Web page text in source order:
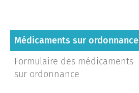
Médicaments sur ordonnance
Formulaire des médicaments
sur ordonnance